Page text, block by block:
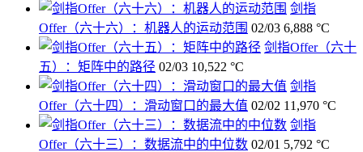
剑指
Offer（六十六）：机器人的运动范围 02/03 6,888 °C
剑指Offer（六十
五）：矩阵中的路径 02/03 10,522 °C
剑指
Offer（六十四）：滑动窗口的最大值 02/02 11,970 °C
剑指
Offer（六十三）：数据流中的中位数 02/01 5,792 °C